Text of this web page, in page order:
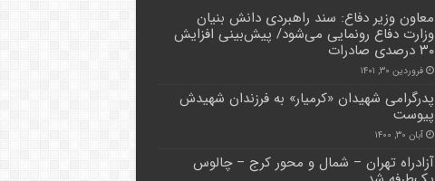
معاون وزیر دفاع: سند راهبردی دانش بنیان
وزارت دفاع رونمایی می‌شود/ پیش‌بینی افزایش
۳۰ درصدی صادرات
فروردین ۳۰, ۱۴۰۱
پدرگرامی شهیدان «کرمیار» به فرزندان شهیدش
پیوست
آبان ۳۰, ۱۴۰۰
آزادراه تهران – شمال و محور کرج – چالوس